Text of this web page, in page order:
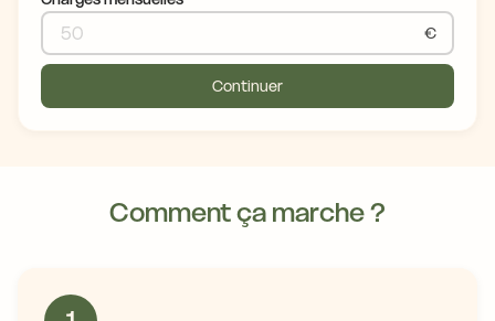
€
Continuer
Comment ça marche ?